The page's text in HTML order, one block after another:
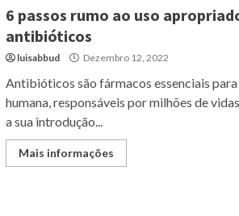
6 passos rumo ao uso
antibióticos
luisabbud Dezembro 12, 2022
Antibióticos são fármacos essenciais para
humana, responsáveis por milhões de
a sua introdução...
Mais informações